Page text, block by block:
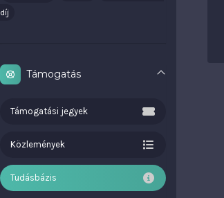
díj
Támogatás
Támogatási jegyek
Közlemények
Tudásbázis